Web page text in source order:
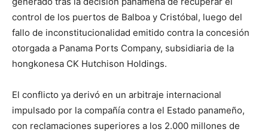
control de los puertos de Balboa y Cristóbal, luego del
fallo de inconstitucionalidad emitido contra la concesión
otorgada a Panama Ports Company, subsidiaria de la
hongkonesa CK Hutchison Holdings.
El conflicto ya derivó en un arbitraje internacional
impulsado por la compañía contra el Estado panameño,
con reclamaciones superiores a los 2.000 millones de